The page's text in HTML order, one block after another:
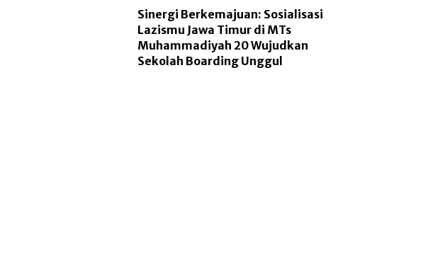
Sinergi Berkemajuan: Sosialisasi
Lazismu Jawa Timur di MTs
Muhammadiyah 20 Wujudkan
Sekolah Boarding Unggul